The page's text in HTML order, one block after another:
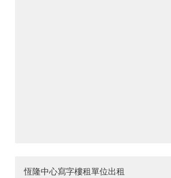
恆隆中心寫字樓租單位出租